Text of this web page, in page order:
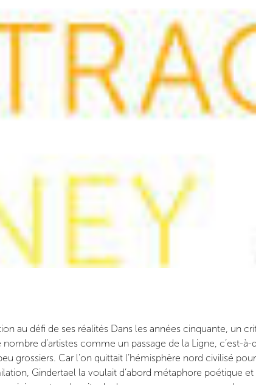
au défi de ses réalités Dans les années cinquante, un
nombre d’artistes comme un passage de la Ligne, c’est-
grossiers. Car l’on quittait l’hémisphère nord civilisé
Gindertael la voulait d’abord métaphore poétique